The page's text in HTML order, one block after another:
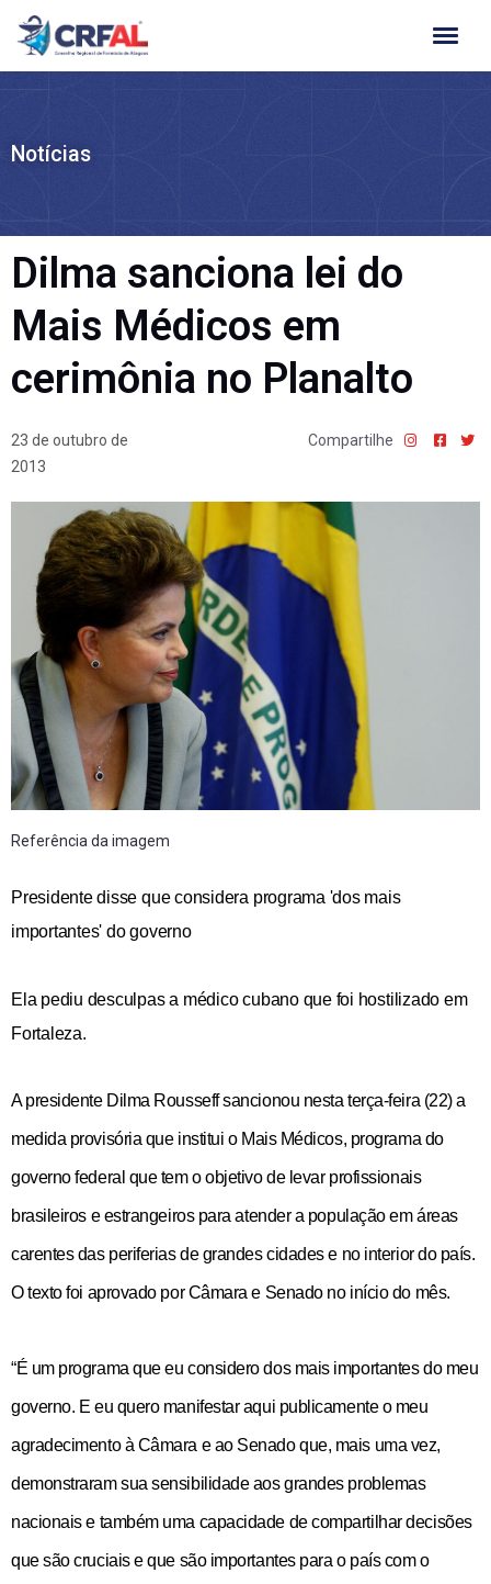
Ir
para
Notícias
Dilma sanciona lei do
Mais Médicos em
cerimônia no Planalto
23 de outubro de
2013
Compartilhe
Referência da imagem
Presidente disse que considera programa 'dos mais
importantes' do governo
Ela pediu desculpas a médico cubano que foi hostilizado em
Fortaleza.
A presidente Dilma Rousseff sancionou nesta terça-feira (22) a
medida provisória que institui o Mais Médicos, programa do
governo federal que tem o objetivo de levar profissionais
brasileiros e estrangeiros para atender a população em áreas
carentes das periferias de grandes cidades e no interior do país.
O texto foi aprovado por Câmara e Senado no início do mês.
“É um programa que eu considero dos mais importantes do meu
governo. E eu quero manifestar aqui publicamente o meu
agradecimento à Câmara e ao Senado que, mais uma vez,
demonstraram sua sensibilidade aos grandes problemas
nacionais e também uma capacidade de compartilhar decisões
que são cruciais e que são importantes para o país com o